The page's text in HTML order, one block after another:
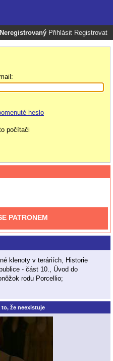
Neregistrovaný Přihlásit Registrovat
heslo
počítači
PATRONEM
klenoty v teráriích, Historie
- část 10., Úvod do
rodu Porcellio;
že neexistuje